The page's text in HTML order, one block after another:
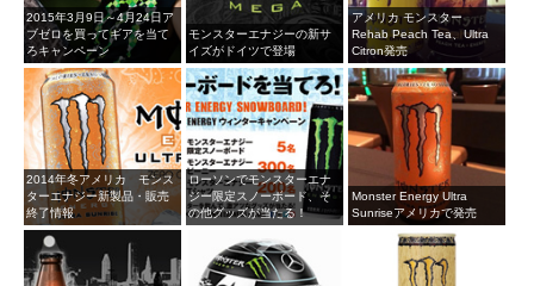
2015年3月9日～4月24日ア
ブゼロを買ってギアを当て
ろキャンペーン
モンスターエナジーの新サ
イズがドイツで登場
アメリカ モンスター
Rehab Peach Tea、Ultra
Citron発売
2014年冬アメリカ モンス
ターエナジー新製品・販売
終了情報
ローソンでモンスターエナ
ジー限定スノーボード、そ
の他グッズが当たる！
Monster Energy Ultra
Sunriseアメリカで発売